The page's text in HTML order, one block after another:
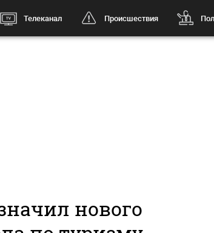
Телеканал Происшествия
нового